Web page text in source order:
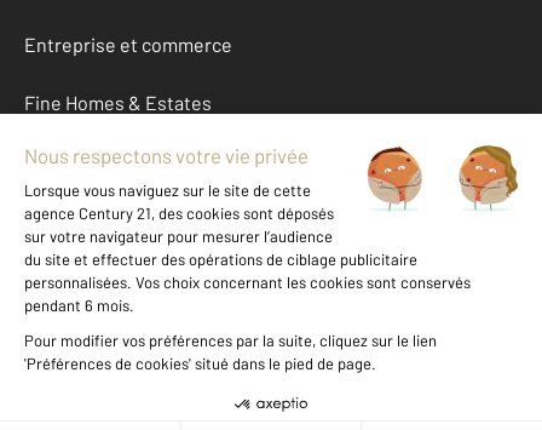
Entreprise et commerce
Fine Homes & Estates
À propos
International
Nous contacter
Données personnelles